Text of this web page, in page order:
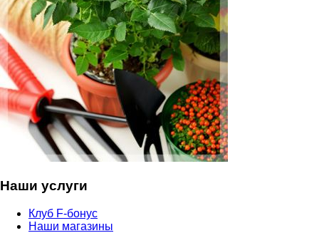
Наши услуги
Клуб F-бонус
Наши магазины